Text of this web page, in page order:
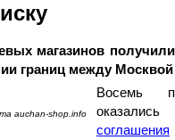
магазинов
границ между
auchan-shop.info
Восемь
соглашения